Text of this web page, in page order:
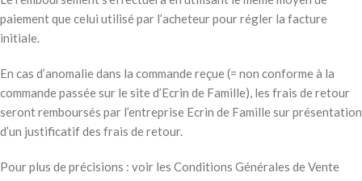
paiement que celui utilisé par l’acheteur pour régler la facture
initiale.
En cas d’anomalie dans la commande reçue (= non conforme à la
commande passée sur le site d’Ecrin de Famille), les frais de retour
seront remboursés par l’entreprise Ecrin de Famille sur présentation
d’un justificatif des frais de retour.
Pour plus de précisions : voir les Conditions Générales de Vente